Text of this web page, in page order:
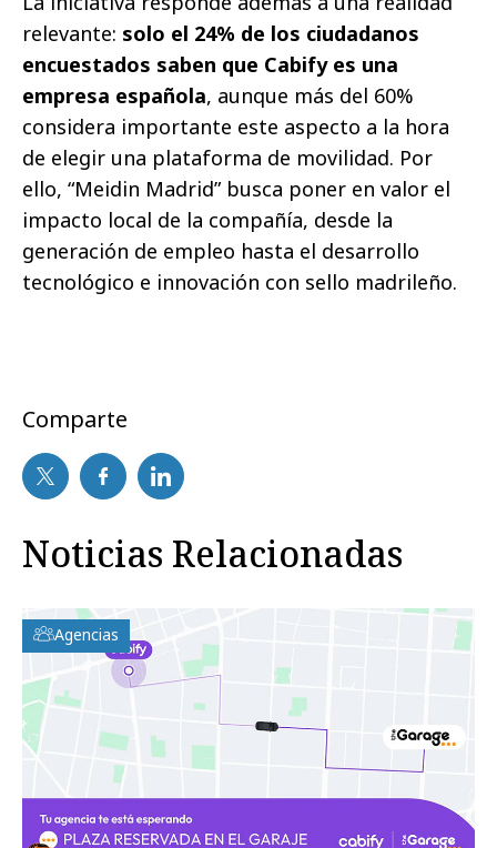
relevante: solo el 24% de los ciudadanos
encuestados saben que Cabify es una
empresa española, aunque más del 60%
considera importante este aspecto a la hora
de elegir una plataforma de movilidad. Por
ello, “Meidin Madrid” busca poner en valor el
impacto local de la compañía, desde la
generación de empleo hasta el desarrollo
tecnológico e innovación con sello madrileño.
Comparte
Noticias Relacionadas
Agencias